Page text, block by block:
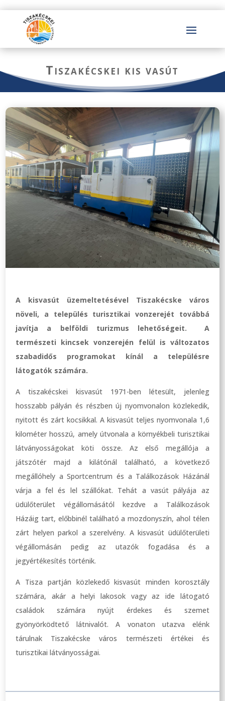
Tiszakécskei kis vasút
A kisvasút üzemeltetésével Tiszakécske város
növeli, a település turisztikai vonzerejét továbbá
javítja a belföldi turizmus lehetőségeit. A
természeti kincsek vonzerején felül is változatos
szabadidős programokat kínál a településre
látogatók számára.
A tiszakécskei kisvasút 1971-ben létesült, jelenleg
hosszabb pályán és részben új nyomvonalon közlekedik,
nyitott és zárt kocsikkal. A kisvasút teljes nyomvonala 1,6
kilométer hosszú, amely útvonala a környékbeli turisztikai
látványosságokat köti össze. Az első megállója a
játszótér majd a kilátónál található, a következő
megállóhely a Sportcentrum és a Találkozások Házánál
várja a fel és lel szállókat. Tehát a vasút pályája az
üdülőterület végállomásától kezdve a Találkozások
Házáig tart, előbbinél található a mozdonyszín, ahol télen
zárt helyen parkol a szerelvény. A kisvasút üdülőterületi
végállomásán pedig az utazók fogadása és a
jegyértékesítés történik.
A Tisza partján közlekedő kisvasút minden korosztály
számára, akár a helyi lakosok vagy az ide látogató
családok számára nyújt érdekes és szemet
gyönyörködtető látnivalót. A vonaton utazva elénk
tárulnak Tiszakécske város természeti értékei és
turisztikai látványosságai.